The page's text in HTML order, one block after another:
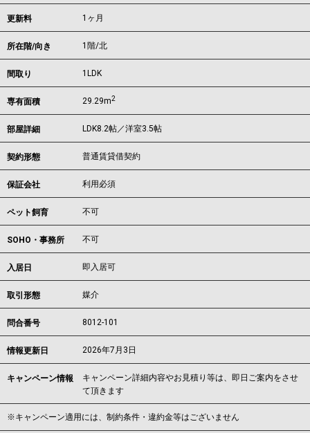
更新料 1ヶ月
所在階/向き 1階/北
間取り 1LDK
専有面積 29.29m2
部屋詳細 LDK8.2帖／洋室3.5帖
契約形態 普通賃貸借契約
保証会社 利用必須
ペット飼育 不可
SOHO・事務所 不可
入居日 即入居可
取引形態 媒介
問合番号 8012-101
情報更新日 2026年7月3日
キャンペーン情報
キャンペーン詳細内容やお見積り等は、即日ご案内をさせ
て頂きます
※キャンペーン適用には、制約条件・違約金等はございません